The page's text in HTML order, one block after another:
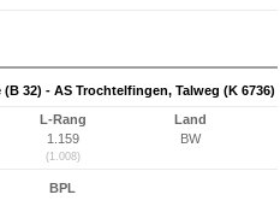
32) - AS Trochtelfingen, Talweg (K 6736)
L-Rang
1.159
(1.008)
Land
BW
BPL